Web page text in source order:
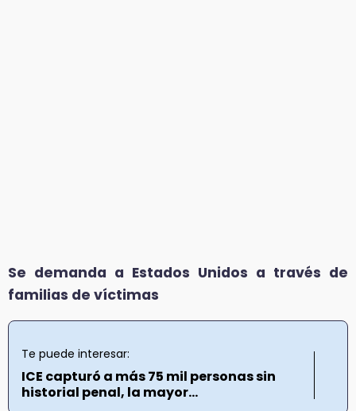
Se demanda a Estados Unidos a través de
familias de víctimas
Te puede interesar:
ICE capturó a más 75 mil personas sin
historial penal, la mayor...